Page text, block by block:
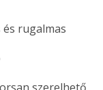
rugalmas